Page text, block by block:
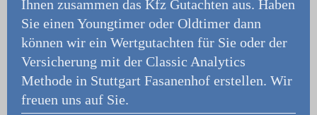
Ihnen zusammen das Kfz Gutachten aus. Haben
Sie einen Youngtimer oder Oldtimer dann
können wir ein Wertgutachten für Sie oder der
Versicherung mit der Classic Analytics
Methode in Stuttgart Fasanenhof erstellen. Wir
freuen uns auf Sie.